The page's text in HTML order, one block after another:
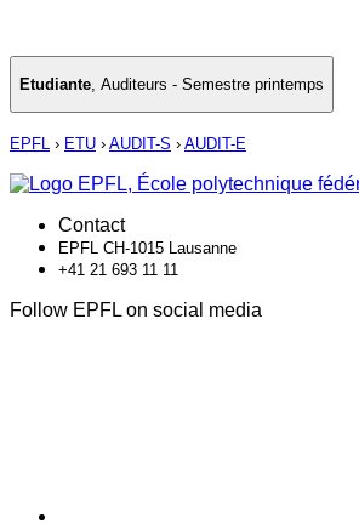
Etudiante, Auditeurs - Semestre printemps
EPFL › ETU › AUDIT-S › AUDIT-E
Contact
EPFL CH-1015 Lausanne
+41 21 693 11 11
Follow EPFL on social media